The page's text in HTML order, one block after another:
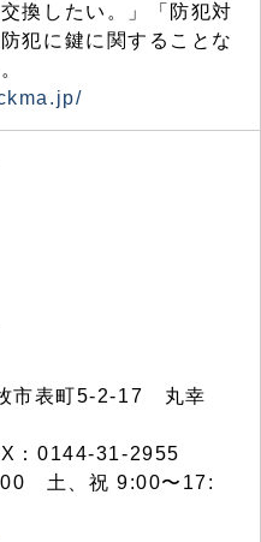
換したい。」「防犯対
犯に鍵に関することな
市表町5-2-17 丸幸
：0144-31-2955
土、祝 9:00〜17: